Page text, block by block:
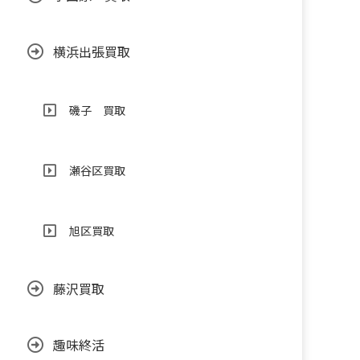
横浜出張買取
磯子 買取
瀬谷区買取
旭区買取
藤沢買取
趣味終活